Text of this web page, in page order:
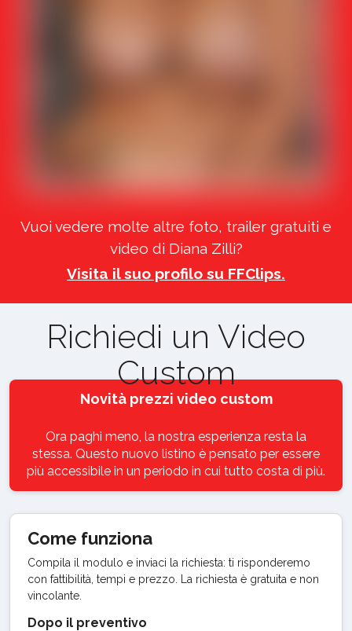
Vuoi vedere molte altre foto, trailer gratuiti e
video di Diana Zilli?
Visita il suo profilo su FFClips.
Richiedi un Video
Custom
Novità prezzi video custom
Ora paghi meno, la nostra esperienza resta la
stessa. Questo nuovo listino è pensato per essere
più accessibile in un periodo in cui tutto costa di più.
Come funziona
Compila il modulo e inviaci la richiesta: ti risponderemo
con fattibilità, tempi e prezzo. La richiesta è gratuita e non
vincolante.
Dopo il preventivo